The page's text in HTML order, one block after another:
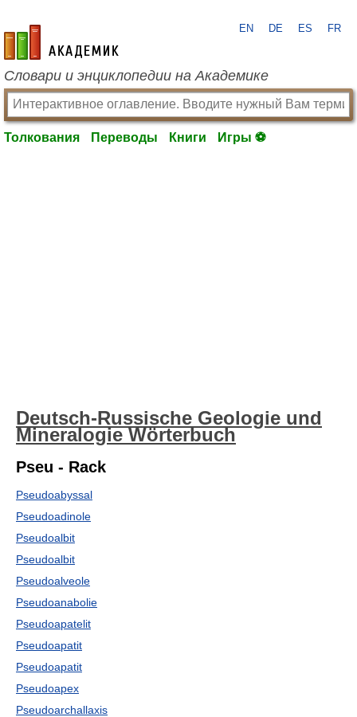
academic.ru
EN DE ES FR
Словари и энциклопедии на Академике
Толкования Переводы Книги Игры ⚽
Deutsch-Russische Geologie und
Mineralogie Wörterbuch
Pseu - Rack
Pseudoabyssal
Pseudoadinole
Pseudoalbit
Pseudoalbit
Pseudoalveole
Pseudoanabolie
Pseudoapatelit
Pseudoapatit
Pseudoapatit
Pseudoapex
Pseudoarchallaxis